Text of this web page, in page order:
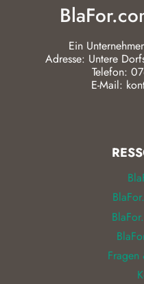
Ein
Adresse: Untere
Telefon:
E-Mail: